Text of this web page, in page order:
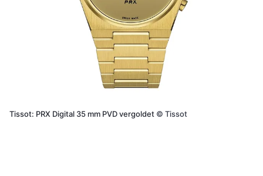
Tissot: PRX Digital 35 mm PVD vergoldet © Tissot